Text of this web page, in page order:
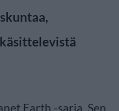
Earth -sarja. Sen